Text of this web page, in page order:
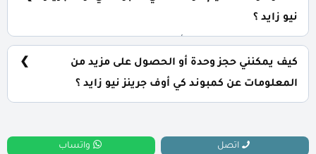
نيو زايد ؟
إمكانية التسليم نصف تشطيب أو تشطيب كامل حسب رغبة
العميل.
كيف يمكنني حجز وحدة أو الحصول على مزيد من
المعلومات عن كمبوند كي أوف جرينز نيو زايد ؟
اتصل واتساب